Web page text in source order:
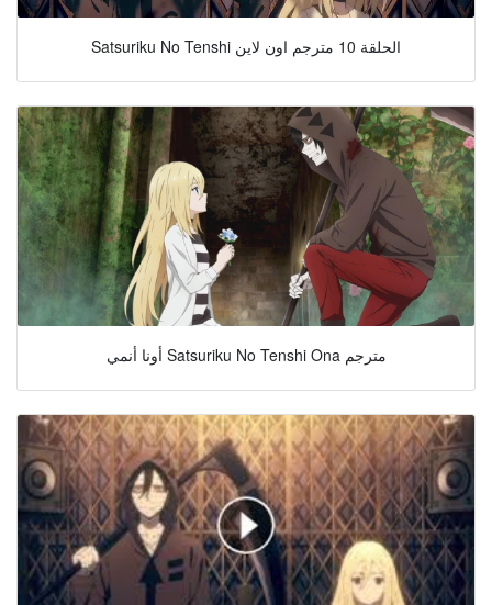
Satsuriku No Tenshi الحلقة 10 مترجم اون لاين
أونا أنمي Satsuriku No Tenshi Ona مترجم